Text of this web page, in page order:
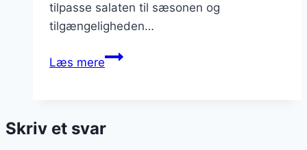
tilpasse salaten til sæsonen og
tilgængeligheden…
Læs mereBønnesalat
peberfrugt
Skriv et svar